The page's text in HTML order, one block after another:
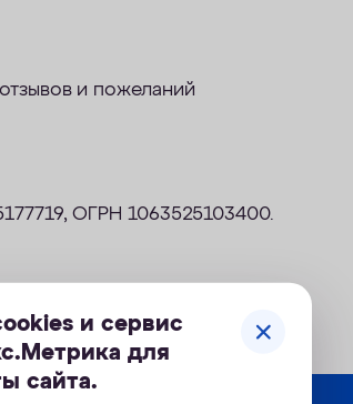
и пожеланий
ОГРН 1063525103400.
и сервис
для
сайта.